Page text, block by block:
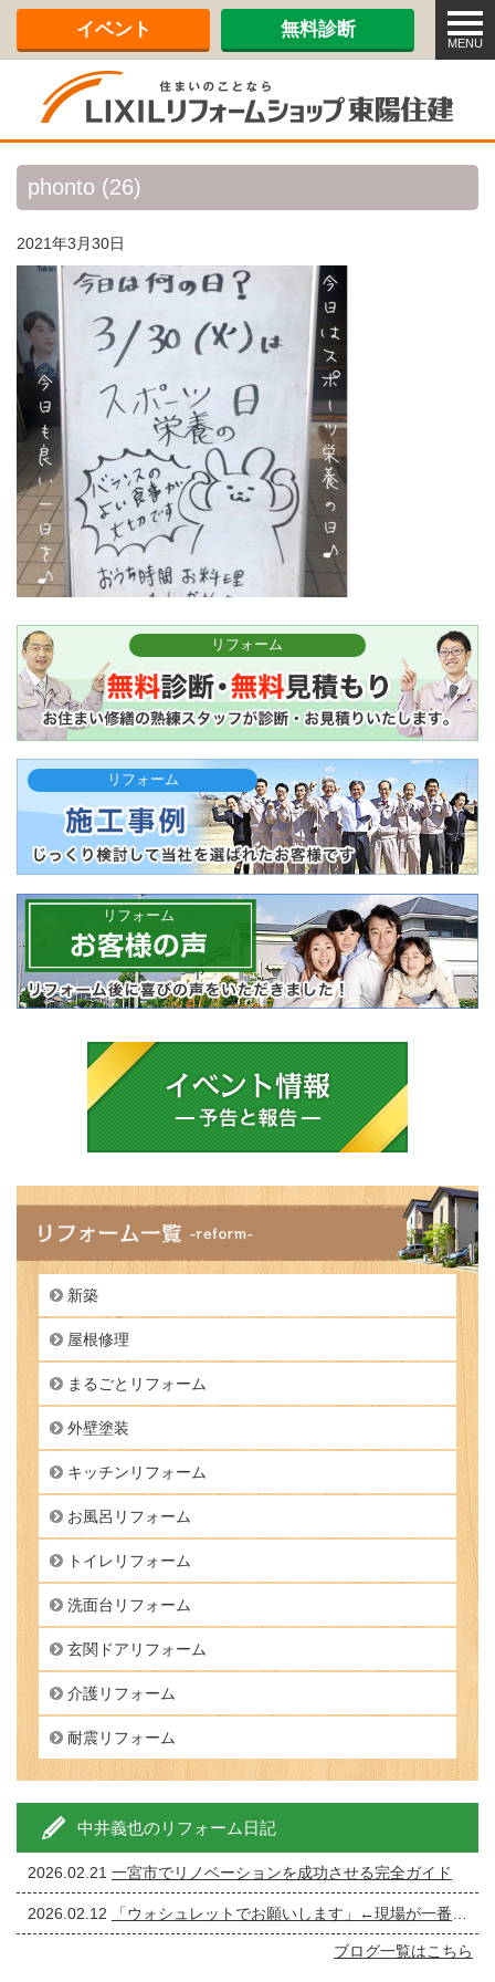
メ
ニ
ュ
MENU
イベント 無料診断
phonto (26)
2021年3月30日
リフォーム
リフォーム
リフォーム
新築
屋根修理
まるごとリフォーム
外壁塗装
キッチンリフォーム
お風呂リフォーム
トイレリフォーム
洗面台リフォーム
玄関ドアリフォーム
介護リフォーム
耐震リフォーム
中井義也のリフォーム日記
2026.02.21 一宮市でリノベーションを成功させる完全ガイド
2026.02.12 「ウォシュレットでお願いします」←現場が一番ざわつく一言です。
ブログ一覧はこちら